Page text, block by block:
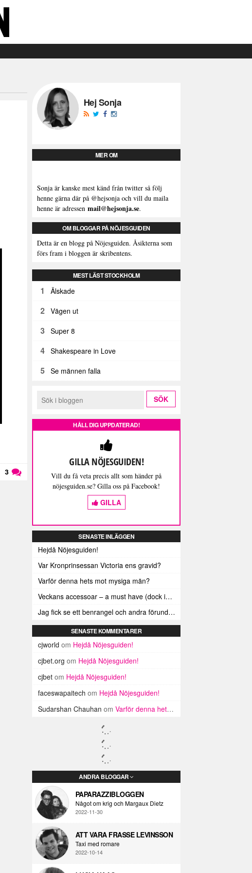
3
Hej Sonja
MER OM
Sonja är kanske mest känd från twitter så följ
henne gärna där på @hejsonja och vill du maila
henne är adressen mail@hejsonja.se.
OM BLOGGAR PÅ NÖJESGUIDEN
Detta är en blogg på Nöjesguiden. Åsikterna som
förs fram i bloggen är skribentens.
MEST LÄST STOCKHOLM
1 Älskade
2 Vägen ut
3 Super 8
4 Shakespeare in Love
5 Se männen falla
HÅLL DIG UPPDATERAD!
GILLA NÖJESGUIDEN!
Vill du få veta precis allt som händer på
nöjesguiden.se? Gilla oss på Facebook!
GILLA
SENASTE INLÄGGEN
Hejdå Nöjesguiden!
Var Kronprinsessan Victoria ens gravid?
Varför denna hets mot mysiga män?
Veckans accessoar – a must have (dock inte älskad av alla)
Jag fick se ett benrangel och andra förunderliga ting
SENASTE KOMMENTARER
cjworld om Hejdå Nöjesguiden!
cjbet.org om Hejdå Nöjesguiden!
cjbet om Hejdå Nöjesguiden!
faceswapaitech om Hejdå Nöjesguiden!
Sudarshan Chauhan om Varför denna hets mot mysiga män?
ANDRA BLOGGAR
PAPARAZZIBLOGGEN
Något om krig och Margaux Dietz
2022-11-30
ATT VARA FRASSE LEVINSSON
Taxi med romare
2022-10-14